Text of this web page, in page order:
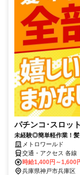
パチンコ･スロッ
未経験◎簡単軽作業！
メトロワールド
交通・アクセス 各線
時給1,400円～1,600
兵庫県神戸市兵庫区